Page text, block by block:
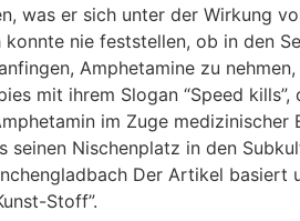
was er sich unter der Wirkung
nie feststellen, ob in den
Amphetamine zu
mit ihrem Slogan “Speed
im Zuge medizinischer
Nischenplatz in den
Der Artikel
Stoff”.